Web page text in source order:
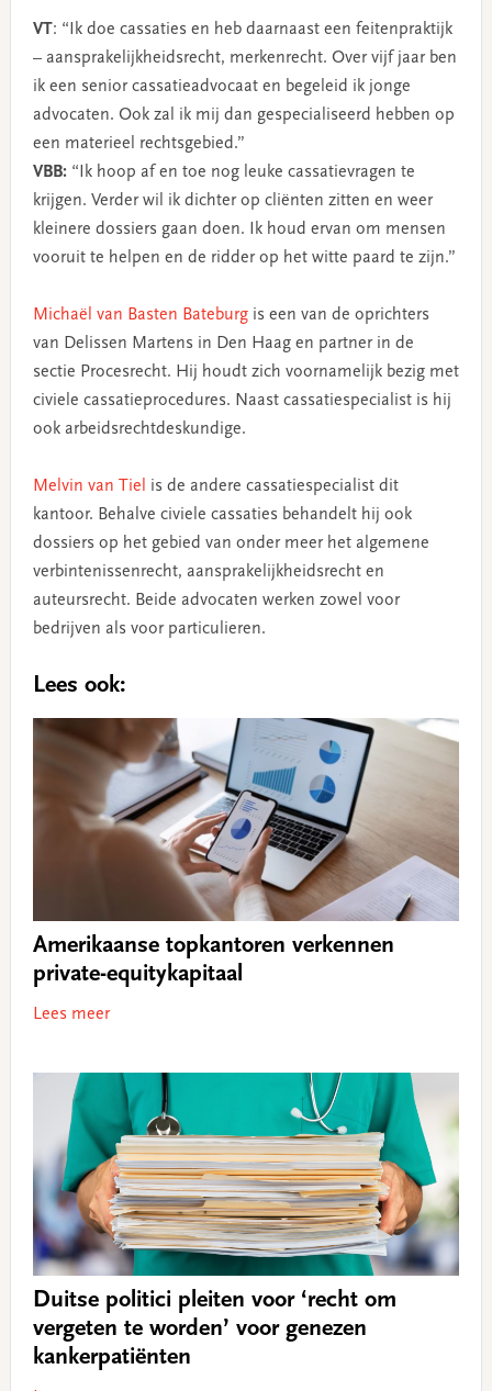
VT: “Ik doe cassaties en heb daarnaast een feitenpraktijk
– aansprakelijkheidsrecht, merkenrecht. Over vijf jaar ben
ik een senior cassatieadvocaat en begeleid ik jonge
advocaten. Ook zal ik mij dan gespecialiseerd hebben op
een materieel rechtsgebied.”
VBB:“Ik hoop af en toe nog leuke cassatievragen te
krijgen. Verder wil ik dichter op cliënten zitten en weer
kleinere dossiers gaan doen. Ik houd ervan om mensen
vooruit te helpen en de ridder op het witte paard te zijn.”
Michaël van Basten Bateburgis een van de oprichters
van Delissen Martens in Den Haag en partner in de
sectie Procesrecht. Hij houdt zich voornamelijk bezig met
civiele cassatieprocedures. Naast cassatiespecialist is hij
ook arbeidsrechtdeskundige.
Melvin van Tiel
is de andere cassatiespecialist dit
kantoor. Behalve civiele cassaties behandelt hij ook
dossiers op het gebied van onder meer het algemene
verbintenissenrecht, aansprakelijkheidsrecht en
auteursrecht. Beide advocaten werken zowel voor
bedrijven als voor particulieren.
Lees ook:
Amerikaanse topkantoren verkennen
private-equitykapitaal
Lees meer
Duitse politici pleiten voor ‘recht om
vergeten te worden’ voor genezen
kankerpatiënten